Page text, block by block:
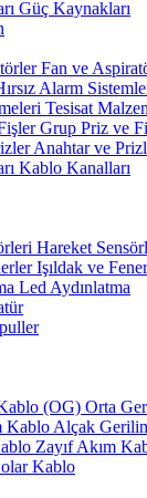
Güç Kaynakları
Fan ve
Tesisat
Grup Priz ve
Anahtar ve
Kablo Kanalları
Hareket
Işıldak ve
Led Aydınlatma
Orta
Alçak
Zayıf Akım
Kablo